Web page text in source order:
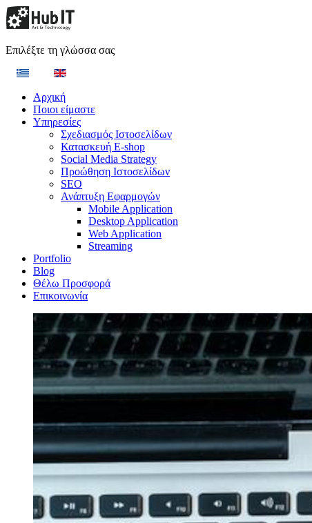
Επιλέξτε τη γλώσσα σας
Αρχική
Ποιοι είμαστε
Υπηρεσίες
Σχεδιασμός Ιστοσελίδων
Κατασκευή E-shop
Social Media Strategy
Προώθηση Ιστοσελίδων
SEO
Ανάπτυξη Εφαρμογών
Mobile Application
Desktop Application
Web Application
Streaming
Portfolio
Blog
Θέλω Προσφορά
Επικοινωνία